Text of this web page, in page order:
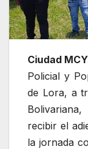
Ciudad
Policial y
de Lora, a
recibir el
la jornada